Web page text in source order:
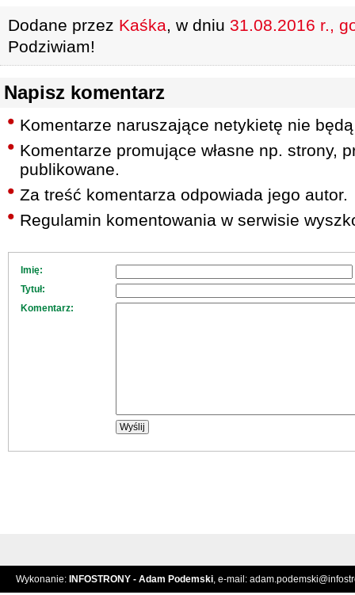
Dodane przez Kaśka, w dniu 31.08.2016 r.,
Podziwiam!
Napisz komentarz
Komentarze naruszające netykietę nie
Komentarze promujące własne np. strony,
publikowane.
Za treść komentarza odpowiada jego autor.
Regulamin komentowania w serwisie
Imię:
Tytuł:
Komentarz:
Wykonanie: INFOSTRONY - Adam Podemski, e-mail: